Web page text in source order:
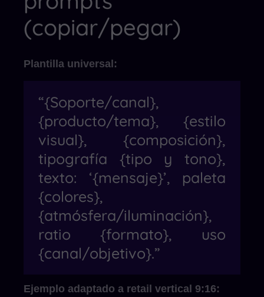
(copiar/pegar)
Plantilla universal:
“{Soporte/canal},
{producto/tema}, {estilo
visual}, {composición},
tipografía {tipo y tono},
texto: ‘{mensaje}’, paleta
{colores},
{atmósfera/iluminación},
ratio {formato}, uso
{canal/objetivo}.”
Ejemplo adaptado a retail vertical 9:16: